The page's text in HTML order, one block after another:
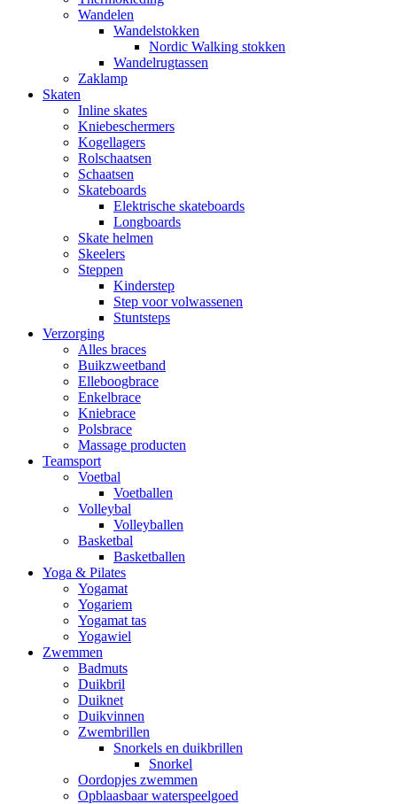
Wandelen
Wandelstokken
Nordic Walking stokken
Wandelrugtassen
Zaklamp
Skaten
Inline skates
Kniebeschermers
Kogellagers
Rolschaatsen
Schaatsen
Skateboards
Elektrische skateboards
Longboards
Skate helmen
Skeelers
Steppen
Kinderstep
Step voor volwassenen
Stuntsteps
Verzorging
Alles braces
Buikzweetband
Elleboogbrace
Enkelbrace
Kniebrace
Polsbrace
Massage producten
Teamsport
Voetbal
Voetballen
Volleybal
Volleyballen
Basketbal
Basketballen
Yoga & Pilates
Yogamat
Yogariem
Yogamat tas
Yogawiel
Zwemmen
Badmuts
Duikbril
Duiknet
Duikvinnen
Zwembrillen
Snorkels en duikbrillen
Snorkel
Oordopjes zwemmen
Opblaasbaar waterspeelgoed